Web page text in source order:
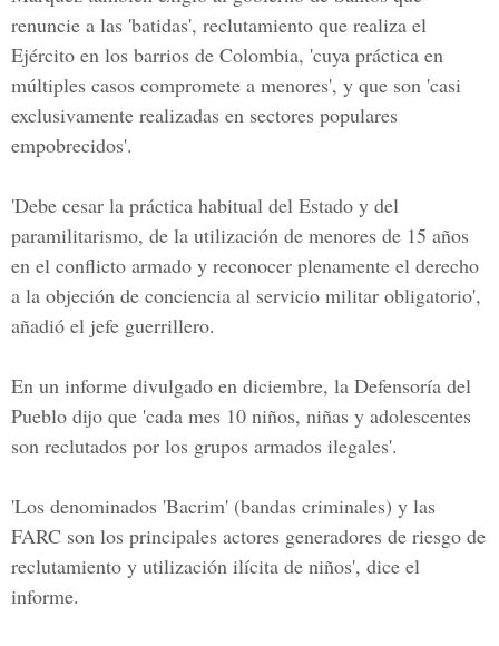
renuncie a las 'batidas', reclutamiento que realiza el
Ejército en los barrios de Colombia, 'cuya práctica en
múltiples casos compromete a menores', y que son 'casi
exclusivamente realizadas en sectores populares
empobrecidos'.
'Debe cesar la práctica habitual del Estado y del
paramilitarismo, de la utilización de menores de 15 años
en el conflicto armado y reconocer plenamente el derecho
a la objeción de conciencia al servicio militar obligatorio',
añadió el jefe guerrillero.
En un informe divulgado en diciembre, la Defensoría del
Pueblo dijo que 'cada mes 10 niños, niñas y adolescentes
son reclutados por los grupos armados ilegales'.
'Los denominados 'Bacrim' (bandas criminales) y las
FARC son los principales actores generadores de riesgo de
reclutamiento y utilización ilícita de niños', dice el
informe.